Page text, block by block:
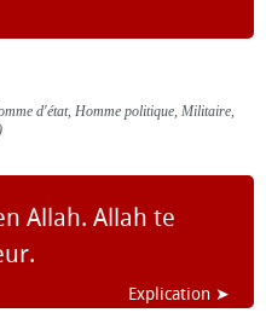
d'état, Homme politique, Militaire,
Allah. Allah te
Explication ➤